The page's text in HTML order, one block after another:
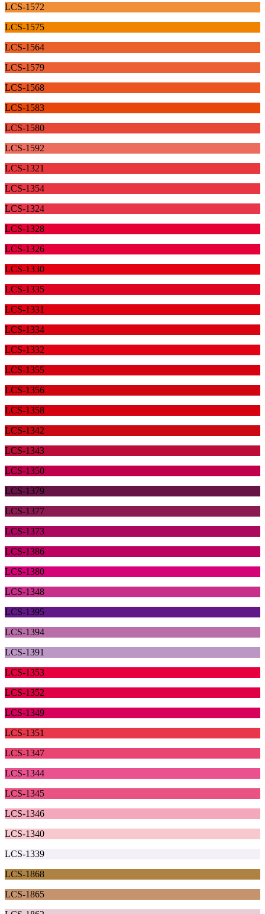
LCS-1572
LCS-1575
LCS-1564
LCS-1579
LCS-1568
LCS-1583
LCS-1580
LCS-1592
LCS-1321
LCS-1354
LCS-1324
LCS-1328
LCS-1326
LCS-1330
LCS-1335
LCS-1331
LCS-1334
LCS-1332
LCS-1355
LCS-1356
LCS-1358
LCS-1342
LCS-1343
LCS-1350
LCS-1379
LCS-1377
LCS-1373
LCS-1386
LCS-1380
LCS-1348
LCS-1395
LCS-1394
LCS-1391
LCS-1353
LCS-1352
LCS-1349
LCS-1351
LCS-1347
LCS-1344
LCS-1345
LCS-1346
LCS-1340
LCS-1339
LCS-1868
LCS-1865